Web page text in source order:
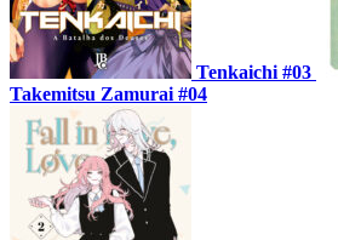
Tenkaichi #03
Takemitsu Zamurai #04